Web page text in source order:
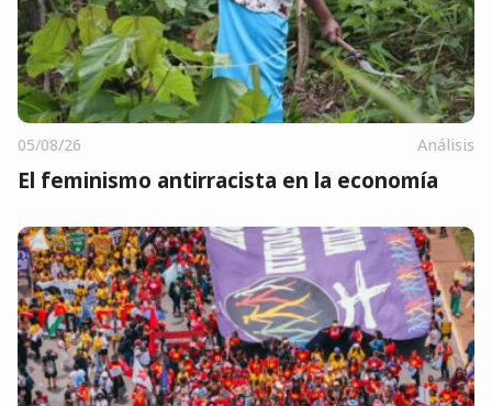
05/08/26 Análisis
El feminismo antirracista en la economía